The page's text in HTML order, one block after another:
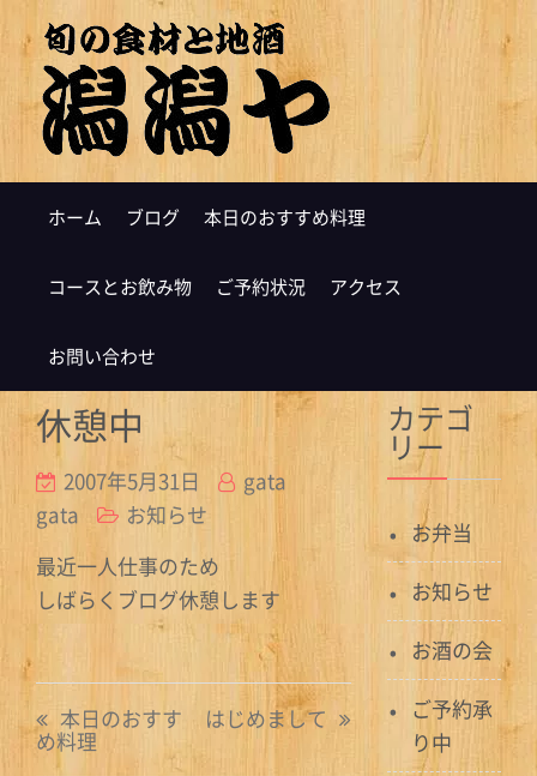
ホーム ブログ 本日のおすすめ料理
コースとお飲み物 ご予約状況 アクセス
お問い合わせ
休憩中
2007年5月31日
gata
gata
お知らせ
最近一人仕事のため
しばらくブログ休憩します
投
稿
本日のおすす
め料理
はじめまして
カテゴ
リー
お弁当
お知らせ
お酒の会
ご予約承
り中